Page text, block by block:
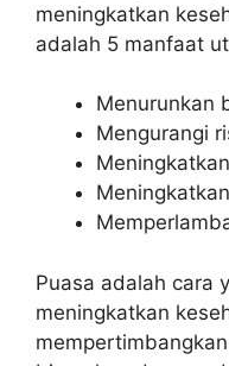
meningkatkan
adalah 5 manfaat
Menurunkan
Mengurangi
Puasa adalah cara
meningkatkan